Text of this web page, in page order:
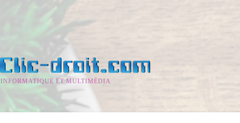
INFORMATIQUE ET MULTIMÉDIA